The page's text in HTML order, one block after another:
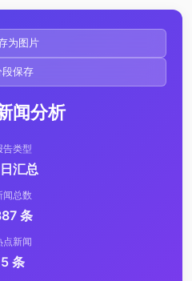
为图片
段保存
闻分析
告类型
汇总
闻总数
条
点新闻
5 条